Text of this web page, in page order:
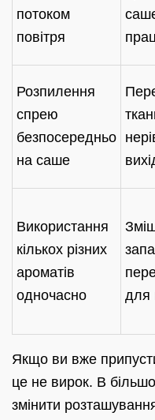
потоком
повітря
Розпилення
спрею
безпосередньо
на саше
Використання
кількох різних
ароматів
одночасно
для
Якщо ви вже
це не вирок. В
змінити